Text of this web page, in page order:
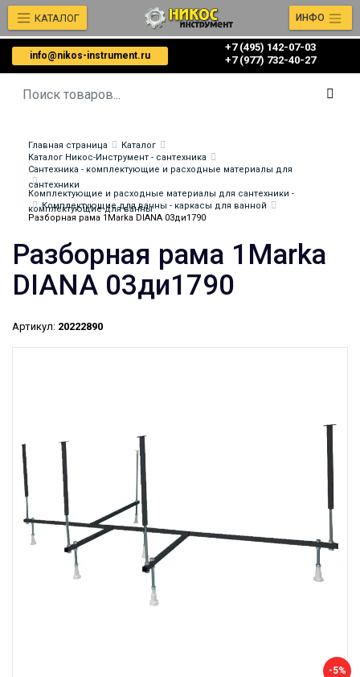
info@nikos-instrument.ru
+7 (495) 142-07-03
‎‎+7 (977) 732-40-27
КАТАЛОГ ИНФО
Главная страница
Каталог
Каталог Никос-Инструмент - сантехника
Сантехника - комплектующие и расходные материалы для
сантехники
Комплектующие и расходные материалы для сантехники -
комплектующие для ванны
Комплектующие для ванны - каркасы для ванной
Разборная рама 1Marka DIANA 03ди1790
Разборная рама 1Marka
DIANA 03ди1790
Артикул: 20222890
-5%